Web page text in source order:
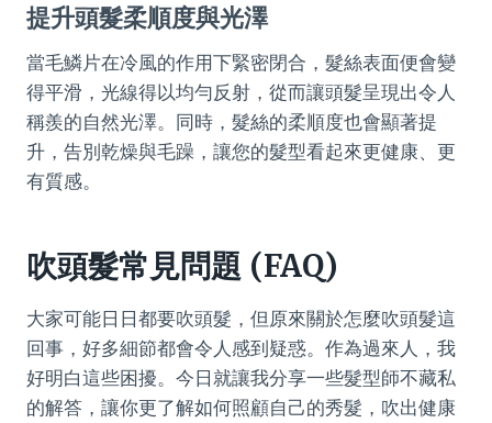
提升頭髮柔順度與光澤
當毛鱗片在冷風的作用下緊密閉合，髮絲表面便會變
得平滑，光線得以均勻反射，從而讓頭髮呈現出令人
稱羨的自然光澤。同時，髮絲的柔順度也會顯著提
升，告別乾燥與毛躁，讓您的髮型看起來更健康、更
有質感。
吹頭髮常見問題 (FAQ)
大家可能日日都要吹頭髮，但原來關於怎麼吹頭髮這
回事，好多細節都會令人感到疑惑。作為過來人，我
好明白這些困擾。今日就讓我分享一些髮型師不藏私
的解答，讓你更了解如何照顧自己的秀髮，吹出健康